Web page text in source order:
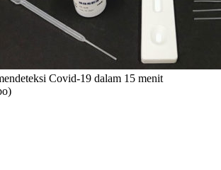
Covid-19 dalam 15 menit